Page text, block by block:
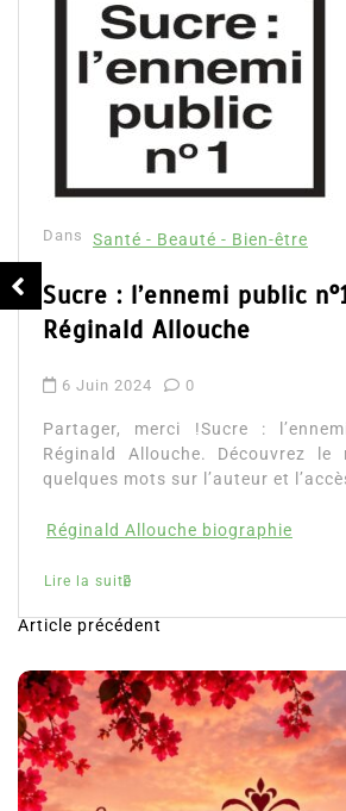
Dans Santé - Beauté - Bien-être
Sucre : l’ennemi public
Réginald Allouche
6 Juin 2024 0
Partager, merci !Sucre :
Réginald Allouche. Découvrez le
quelques mots sur l’auteur et
Réginald Allouche biographie
Lire la suite
N
a
v
i
g
Article précédent